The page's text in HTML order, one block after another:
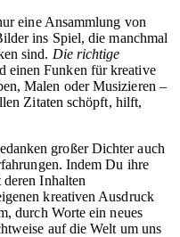
eine Ansammlung von
ins Spiel, die manchmal
sind. Die richtige
einen Funken für kreative
Malen oder Musizieren –
Zitaten schöpft, hilft,
großer Dichter auch
Indem Du ihre
Inhalten
kreativen Ausdruck
durch Worte ein neues
auf die Welt um uns